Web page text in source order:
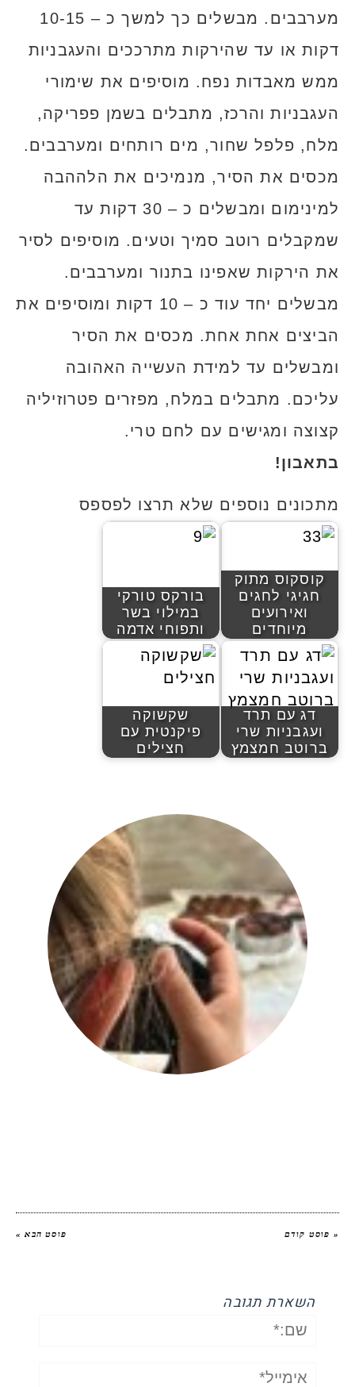
מערבבים. מבשלים כך למשך כ – 10-15
דקות או עד שהירקות מתרככים והעגבניות
ממש מאבדות נפח. מוסיפים את שימורי
העגבניות והרכז, מתבלים בשמן פפריקה,
מלח, פלפל שחור, מים רותחים ומערבבים.
מכסים את הסיר, מנמיכים את הלההבה
למינימום ומבשלים כ – 30 דקות עד
שמקבלים רוטב סמיך וטעים. מוסיפים לסיר
את הירקות שאפינו בתנור ומערבבים.
מבשלים יחד עוד כ – 10 דקות ומוסיפים את
הביצים אחת אחת. מכסים את הסיר
ומבשלים עד למידת העשייה האהובה
עליכם. מתבלים במלח, מפזרים פטרוזיליה
קצוצה ומגישים עם לחם טרי.
בתאבון!
מתכונים נוספים שלא תרצו לפספס
קוסקוס מתוק
חגיגי לחגים
ואירועים
מיוחדים
בורקס טורקי
במילוי בשר
ותפוחי אדמה
דג עם תרד
ועגבניות שרי
ברוטב חמצמץ
שקשוקה
פיקנטית עם
חצילים
« פוסט קודם פוסט הבא »
השארת תגובה
שם:*
אימייל*